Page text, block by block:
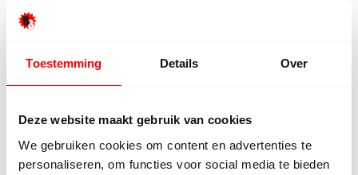
Toestemming Details Over
Deze website maakt gebruik van cookies
We gebruiken cookies om content en advertenties te
personaliseren, om functies voor social media te bieden